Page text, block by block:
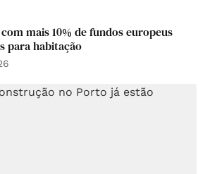
mais 10% de fundos europeus
para habitação